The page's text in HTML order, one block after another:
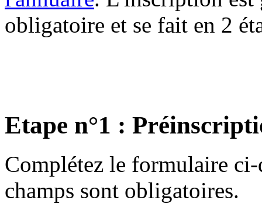
obligatoire et se fait en 2
Etape n°1 :
Complétez le formulaire
champs sont obligatoires.